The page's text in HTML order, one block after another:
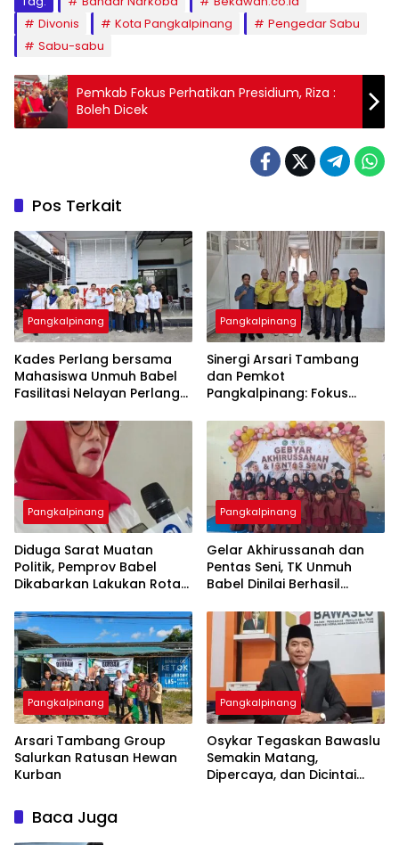
Divonis
Kota Pangkalpinang
Pengedar Sabu
Sabu-sabu
Pemkab Fokus Perhatikan Presidium, Riza :
Boleh Dicek
Pos Terkait
Pangkalpinang
Kades Perlang bersama
Mahasiswa Unmuh Babel
Fasilitasi Nelayan Perlang
di KSOP Pangkalbalam
Pangkalpinang
‎Sinergi Arsari Tambang
dan Pemkot
Pangkalpinang: Fokus
Pangkalpinang
‎Diduga Sarat Muatan
Politik, Pemprov Babel
Dikabarkan Lakukan Rotasi
Pangkalpinang
‎Gelar Akhirussanah dan
Pentas Seni, TK Unmuh
Babel Dinilai Berhasil
Pangkalpinang
‎Arsari Tambang Group
Salurkan Ratusan Hewan
Kurban
Pangkalpinang
Osykar Tegaskan Bawaslu
Semakin Matang,
Dipercaya, dan Dicintai
Baca Juga